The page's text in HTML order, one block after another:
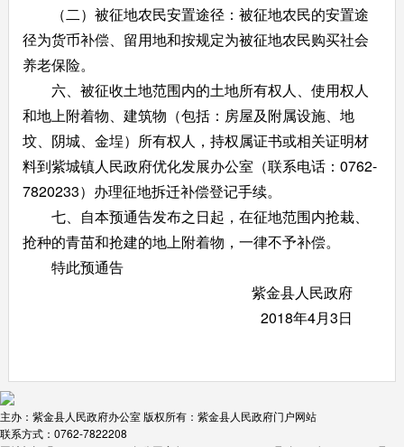
（二）被征地农民安置途径：被征地农民的安置途
径为货币补偿、留用地和按规定为被征地农民购买社会
养老保险。
六、被征收土地范围内的土地所有权人、使用权人
和地上附着物、建筑物（包括：房屋及附属设施、地
坟、阴城、金埕）所有权人，持权属证书或相关证明材
料到紫城镇人民政府优化发展办公室（联系电话：0762-
7820233）办理征地拆迁补偿登记手续。
七、自本预通告发布之日起，在征地范围内抢栽、
抢种的青苗和抢建的地上附着物，一律不予补偿。
特此预通告
紫金县人民政府
2018年4月3日
主办：紫金县人民政府办公室 版权所有：紫金县人民政府门户网站
联系方式：0762-7822208